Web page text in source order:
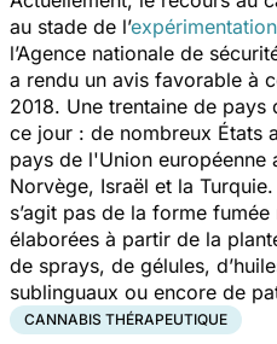
au stade de l’
l’Agence nationale de
a rendu un avis favorable à
2018. Une trentaine de pays
ce jour : de nombreux États
pays de l'Union européenne
Norvège, Israël et la
s’agit pas de la forme
élaborées à partir de la
de sprays, de gélules,
sublinguaux ou encore de
CANNABIS THÉRAPEUTIQUE